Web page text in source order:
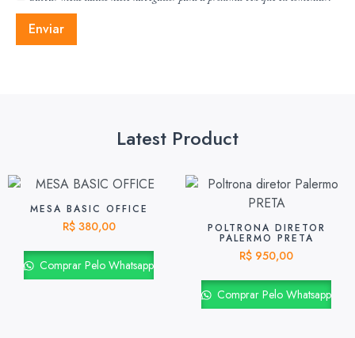
Latest Product
MESA BASIC OFFICE
R$380,00
Comprar Pelo Whatsapp
POLTRONA DIRETOR
PALERMO PRETA
R$ 950,00
Comprar Pelo Whatsapp